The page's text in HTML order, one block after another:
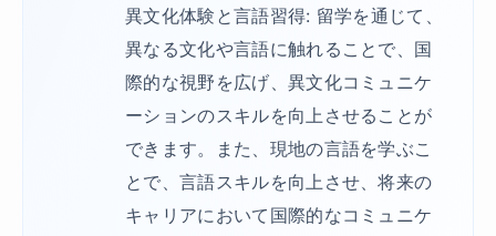
異文化体験と言語習得: 留学を通じて、
異なる文化や言語に触れることで、国
際的な視野を広げ、異文化コミュニケ
ーションのスキルを向上させることが
できます。また、現地の言語を学ぶこ
とで、言語スキルを向上させ、将来の
キャリアにおいて国際的なコミュニケ